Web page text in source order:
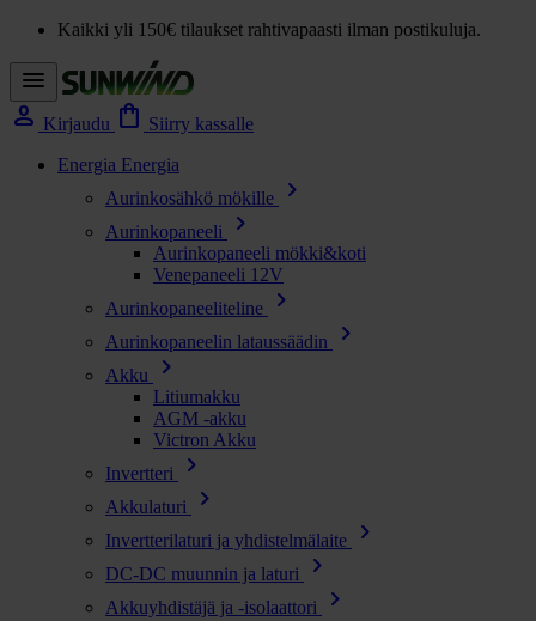
Kaikki yli 150€ tilaukset rahtivapaasti ilman postikuluja.
menu
person Kirjaudu shopping_bag Siirry kassalle
Energia Energia
Aurinkosähkö mökille
chevron_right
Aurinkopaneeli chevron_right
Aurinkopaneeli mökki&koti
Venepaneeli 12V
Aurinkopaneeliteline
chevron_right
Aurinkopaneelin lataussäädin chevron_right
Akku chevron_right
Litiumakku
AGM -akku
Victron Akku
Invertteri
chevron_right
Akkulaturi chevron_right
Invertterilaturi ja yhdistelmälaite chevron_right
DC-DC muunnin ja laturi chevron_right
Akkuyhdistäjä ja -isolaattori chevron_right